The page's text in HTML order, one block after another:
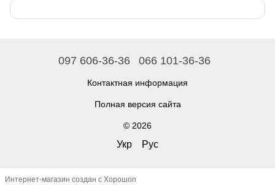
097 606-36-36 066 101-36-36
Контактная информация
Полная версия сайта
© 2026
Укр Рус
Интернет-магазин создан с Хорошоп